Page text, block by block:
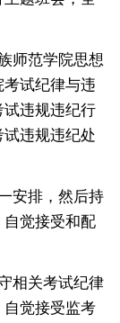
师范学院思想
试纪律与违
违规违纪行
违规违纪处
安排，然后持
觉接受和配
相关考试纪律
觉接受监考